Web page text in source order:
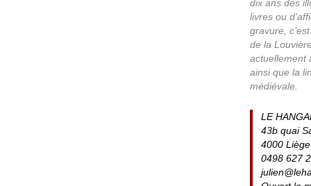
dix ans des
livres ou
gravure,
de la
actuellement
ainsi que la
médiévale.
LE
43b quai
4000 Liège
0498 627